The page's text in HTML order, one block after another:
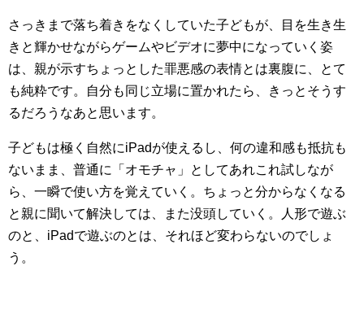
さっきまで落ち着きをなくしていた子どもが、目を生き生
きと輝かせながらゲームやビデオに夢中になっていく姿
は、親が示すちょっとした罪悪感の表情とは裏腹に、とて
も純粋です。自分も同じ立場に置かれたら、きっとそうす
るだろうなあと思います。
子どもは極く自然にiPadが使えるし、何の違和感も抵抗も
ないまま、普通に「オモチャ」としてあれこれ試しなが
ら、一瞬で使い方を覚えていく。ちょっと分からなくなる
と親に聞いて解決しては、また没頭していく。人形で遊ぶ
のと、iPadで遊ぶのとは、それほど変わらないのでしょ
う。